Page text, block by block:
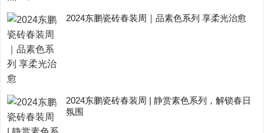
2024东鹏瓷砖春装周｜品素色系列 享柔光治愈
2024东鹏瓷砖春装周 | 静赏素色系列，解锁春日
氛围